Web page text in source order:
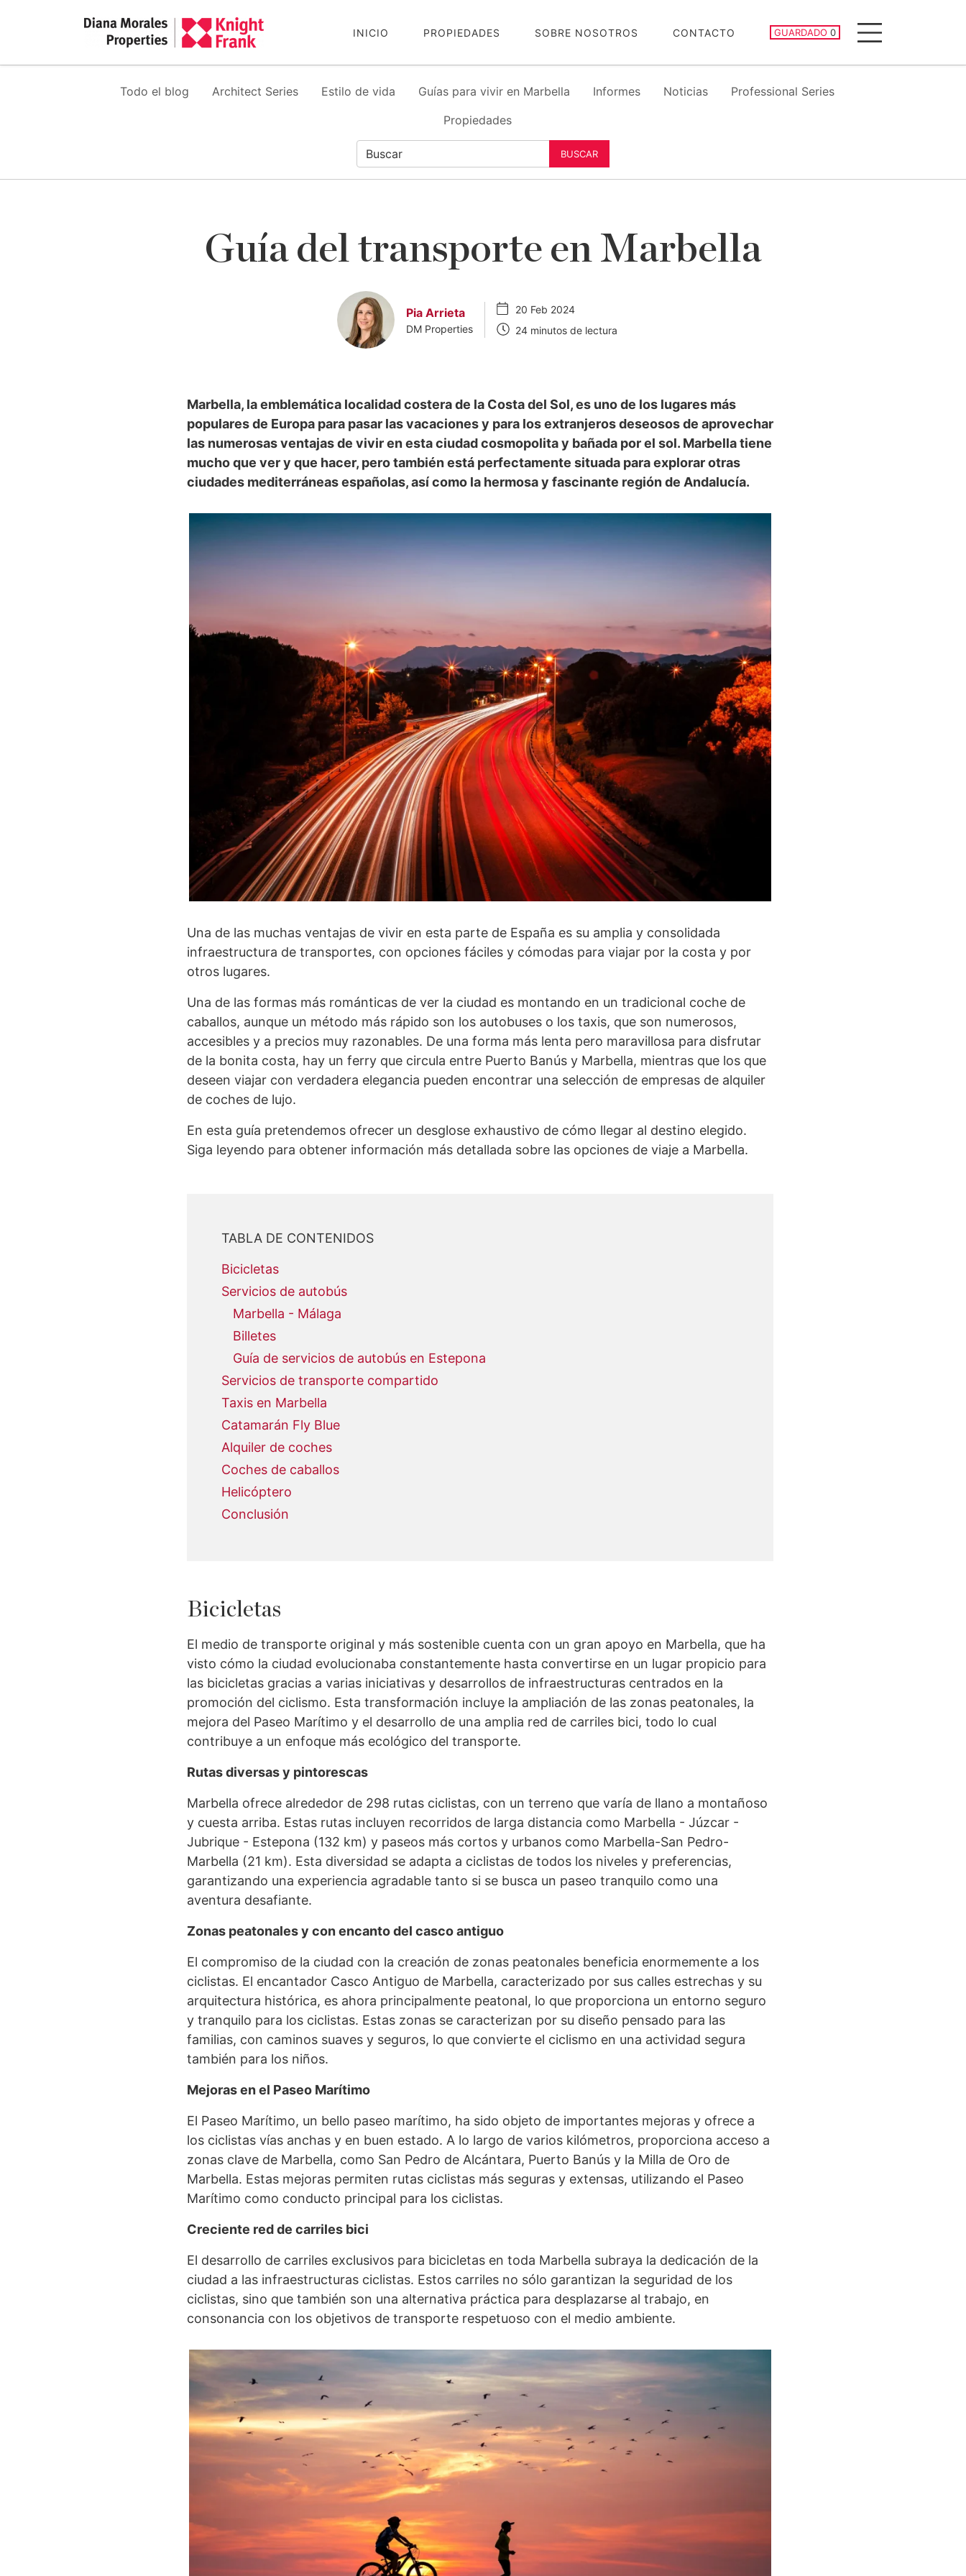
INICIO PROPIEDADES SOBRE NOSOTROS CONTACTO GUARDADO 0
PROPIEDADES GUARDADAS
Menu
Todo el blog Architect Series Estilo de vida Guías para vivir en Marbella Informes Noticias
Professional Series
Propiedades
BUSCAR
Guía del transporte en Marbella
Pia Arrieta
DM Properties
20 Feb 2024
24 minutos de lectura
Marbella, la emblemática localidad costera de la Costa del Sol, es uno de los lugares más
populares de Europa para pasar las vacaciones y para los extranjeros deseosos de aprovechar
las numerosas ventajas de vivir en esta ciudad cosmopolita y bañada por el sol. Marbella tiene
mucho que ver y que hacer, pero también está perfectamente situada para explorar otras
ciudades mediterráneas españolas, así como la hermosa y fascinante región de Andalucía.
Una de las muchas ventajas de vivir en esta parte de España es su amplia y consolidada
infraestructura de transportes, con opciones fáciles y cómodas para viajar por la costa y por
otros lugares.
Una de las formas más románticas de ver la ciudad es montando en un tradicional coche de
caballos, aunque un método más rápido son los autobuses o los taxis, que son numerosos,
accesibles y a precios muy razonables. De una forma más lenta pero maravillosa para disfrutar
de la bonita costa, hay un ferry que circula entre Puerto Banús y Marbella, mientras que los que
deseen viajar con verdadera elegancia pueden encontrar una selección de empresas de alquiler
de coches de lujo.
En esta guía pretendemos ofrecer un desglose exhaustivo de cómo llegar al destino elegido.
Siga leyendo para obtener información más detallada sobre las opciones de viaje a Marbella.
TABLA DE CONTENIDOS
Bicicletas
Servicios de autobús
Marbella - Málaga
Billetes
Guía de servicios de autobús en Estepona
Servicios de transporte compartido
Taxis en Marbella
Catamarán Fly Blue
Alquiler de coches
Coches de caballos
Helicóptero
Conclusión
Bicicletas
El medio de transporte original y más sostenible cuenta con un gran apoyo en Marbella, que ha
visto cómo la ciudad evolucionaba constantemente hasta convertirse en un lugar propicio para
las bicicletas gracias a varias iniciativas y desarrollos de infraestructuras centrados en la
promoción del ciclismo. Esta transformación incluye la ampliación de las zonas peatonales, la
mejora del Paseo Marítimo y el desarrollo de una amplia red de carriles bici, todo lo cual
contribuye a un enfoque más ecológico del transporte.
Rutas diversas y pintorescas
Marbella ofrece alrededor de 298 rutas ciclistas, con un terreno que varía de llano a montañoso
y cuesta arriba. Estas rutas incluyen recorridos de larga distancia como Marbella - Júzcar -
Jubrique - Estepona (132 km) y paseos más cortos y urbanos como Marbella-San Pedro-
Marbella (21 km). Esta diversidad se adapta a ciclistas de todos los niveles y preferencias,
garantizando una experiencia agradable tanto si se busca un paseo tranquilo como una
aventura desafiante.
Zonas peatonales y con encanto del casco antiguo
El compromiso de la ciudad con la creación de zonas peatonales beneficia enormemente a los
ciclistas. El encantador Casco Antiguo de Marbella, caracterizado por sus calles estrechas y su
arquitectura histórica, es ahora principalmente peatonal, lo que proporciona un entorno seguro
y tranquilo para los ciclistas. Estas zonas se caracterizan por su diseño pensado para las
familias, con caminos suaves y seguros, lo que convierte el ciclismo en una actividad segura
también para los niños.
Mejoras en el Paseo Marítimo
El Paseo Marítimo, un bello paseo marítimo, ha sido objeto de importantes mejoras y ofrece a
los ciclistas vías anchas y en buen estado. A lo largo de varios kilómetros, proporciona acceso a
zonas clave de Marbella, como San Pedro de Alcántara, Puerto Banús y la Milla de Oro de
Marbella. Estas mejoras permiten rutas ciclistas más seguras y extensas, utilizando el Paseo
Marítimo como conducto principal para los ciclistas.
Creciente red de carriles bici
El desarrollo de carriles exclusivos para bicicletas en toda Marbella subraya la dedicación de la
ciudad a las infraestructuras ciclistas. Estos carriles no sólo garantizan la seguridad de los
ciclistas, sino que también son una alternativa práctica para desplazarse al trabajo, en
consonancia con los objetivos de transporte respetuoso con el medio ambiente.